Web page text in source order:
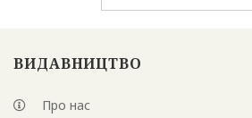
ВИДАВНИЦТВО
Про нас